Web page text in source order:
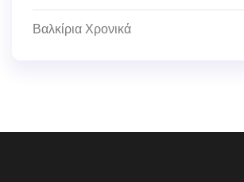
Βαλκίρια Χρονικά